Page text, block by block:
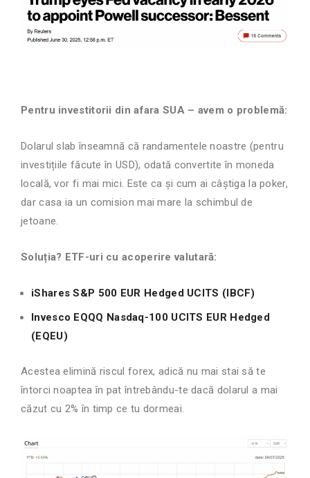
Pentru investitorii din afara SUA – avem o problemă:
Dolarul slab înseamnă că randamentele noastre (pentru
investițiile făcute în USD), odată convertite în moneda
locală, vor fi mai mici. Este ca și cum ai câștiga la poker,
dar casa ia un comision mai mare la schimbul de
jetoane.
Soluția? ETF-uri cu acoperire valutară:
iShares S&P 500 EUR Hedged UCITS (IBCF)
Invesco EQQQ Nasdaq-100 UCITS EUR Hedged
(EQEU)
Acestea elimină riscul forex, adică nu mai stai să te
întorci noaptea în pat întrebându-te dacă dolarul a mai
căzut cu 2% în timp ce tu dormeai.